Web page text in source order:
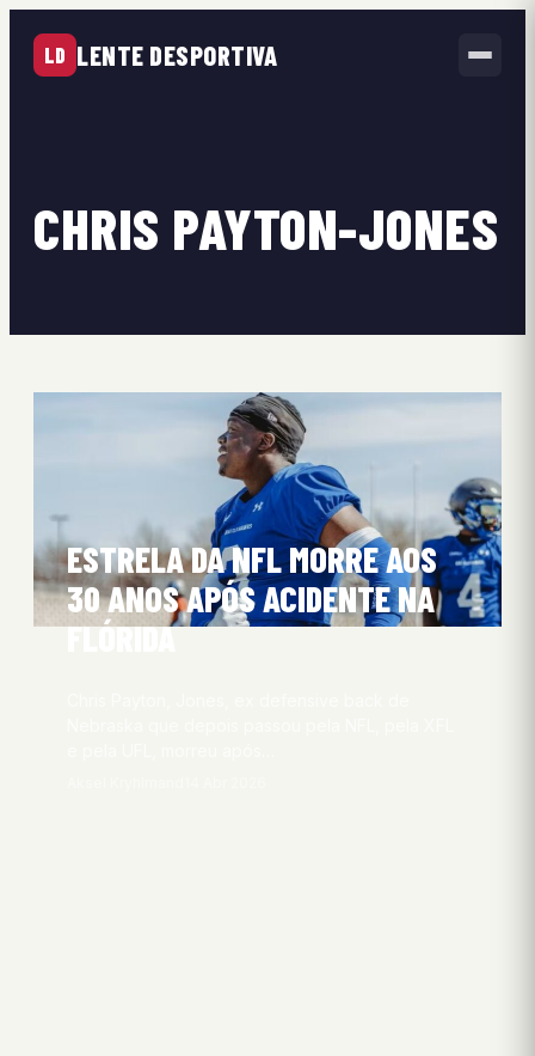
LD LENTE DESPORTIVA
CHRIS PAYTON-JONES
ESTRELA DA NFL MORRE AOS
30 ANOS APÓS ACIDENTE NA
FLÓRIDA